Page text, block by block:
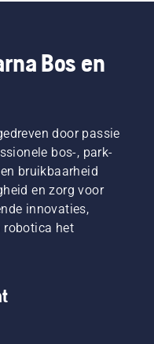
Bos en
door passie
bos-, park-
bruikbaarheid
en zorg voor
innovaties,
robotica het